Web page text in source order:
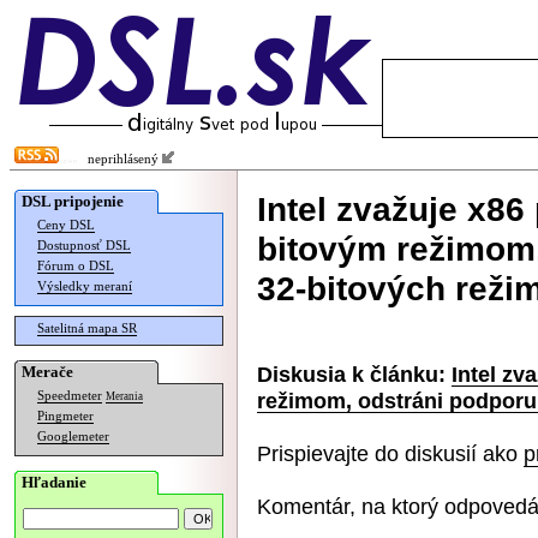
neprihlásený
DSL pripojenie
Ceny DSL
Dostupnosť DSL
Fórum o DSL
Výsledky meraní
Satelitná mapa SR
Merače
Speedmeter Merania
Pingmeter
Googlemeter
Hľadanie
Intel zvažuje
bitovým
32-bitových
Diskusia k článku: Intel
režimom, odstráni
Prispievajte do diskusií ako
Komentár, na ktorý